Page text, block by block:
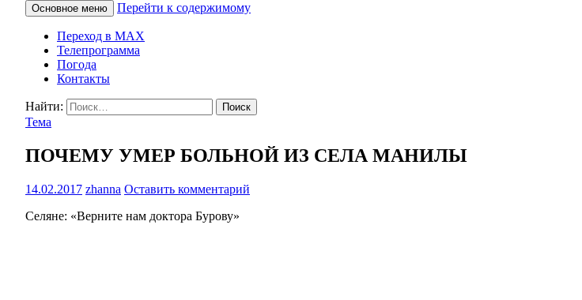
КАМЧАТСКОЕ ИНФОРМАЦИОННОЕ
Основное меню Перейти к содержимому
Переход в MAX
Телепрограмма
Погода
Контакты
Найти:
Тема
ПОЧЕМУ УМЕР БОЛЬНОЙ ИЗ СЕЛА МАНИЛЫ
14.02.2017 zhanna Оставить комментарий
Селяне: «Верните нам доктора Бурову»